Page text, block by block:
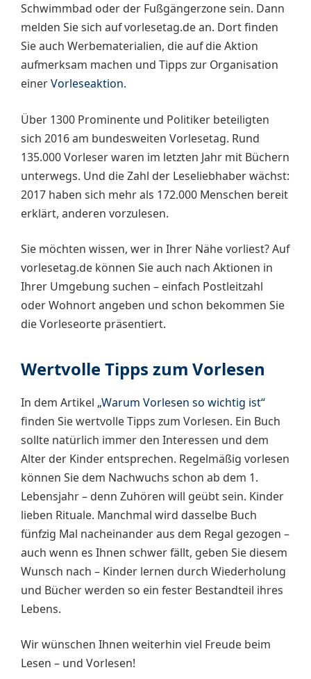
Schwimmbad oder der Fußgängerzone sein. Dann
melden Sie sich auf vorlesetag.de an. Dort finden
Sie auch Werbematerialien, die auf die Aktion
aufmerksam machen und Tipps zur Organisation
einerVorleseaktion.
Über 1300 Prominente und Politiker beteiligten
sich 2016 am bundesweiten Vorlesetag. Rund
135.000 Vorleser waren im letzten Jahr mit Büchern
unterwegs. Und die Zahl der Leseliebhaber wächst:
2017 haben sich mehr als 172.000 Menschen bereit
erklärt, anderen vorzulesen.
Sie möchten wissen, wer in Ihrer Nähe vorliest? Auf
vorlesetag.de können Sie auch nach Aktionen in
Ihrer Umgebung suchen – einfach Postleitzahl
oder Wohnort angeben und schon bekommen Sie
die Vorleseorte präsentiert.
Wertvolle Tipps zum Vorlesen
In dem Artikel „Warum Vorlesen so wichtig ist“
finden Sie wertvolle Tipps zum Vorlesen. Ein Buch
sollte natürlich immer den Interessen und dem
Alter der Kinder entsprechen. Regelmäßig vorlesen
können Sie dem Nachwuchs schon ab dem 1.
Lebensjahr – denn Zuhören will geübt sein. Kinder
lieben Rituale. Manchmal wird dasselbe Buch
fünfzig Mal nacheinander aus dem Regal gezogen –
auch wenn es Ihnen schwer fällt, geben Sie diesem
Wunsch nach – Kinder lernen durch Wiederholung
und Bücher werden so ein fester Bestandteil ihres
Lebens.
Wir wünschen Ihnen weiterhin viel Freude beim
Lesen – und Vorlesen!